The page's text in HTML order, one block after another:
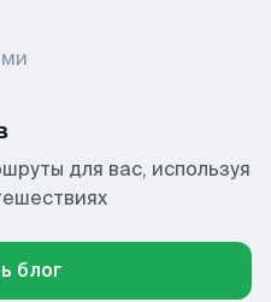
для вас, используя
блог